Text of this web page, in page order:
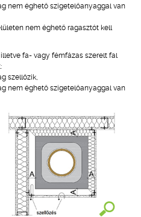
nem éghető szigetelőanyaggal van
nem éghető ragasztót kell
fa- vagy fémfázas szerelt fal
szellőzik,
nem éghető szigetelőanyaggal van